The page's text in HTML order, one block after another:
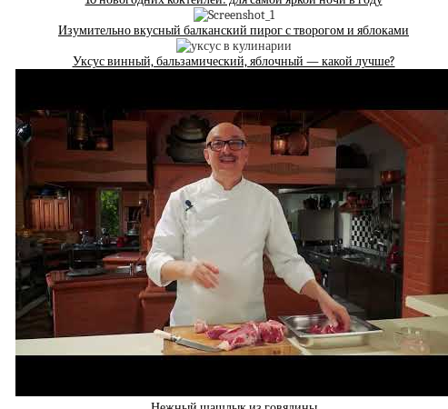
Изумительно вкусный балканский пирог с творогом и яблоками
Уксус винный, бальзамический, яблочный — какой лучше?